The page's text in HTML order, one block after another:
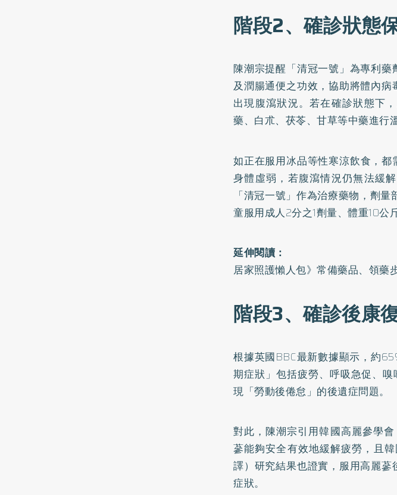
階段2、確診狀態
陳潮宗提醒「清冠一號」為專利
及潤腸通便之功效，協助將體內
出現腹瀉狀況。若在確診狀態下
藥、白朮、茯苓、甘草等中藥進行
如正在服用冰品等性寒涼飲食，
身體虛弱，若腹瀉情況仍無法緩
「清冠一號」作為治療藥物，劑
童服用成人2分之1劑量、體重10公
延伸閱讀：
居家照護懶人包》常備藥品、領藥
階段3、確診後康
根據英國BBC最新數據顯示，約
期症狀」包括疲勞、呼吸急促、
現「勞動後倦怠」的後遺症問題。
對此，陳潮宗引用韓國高麗參學
蔘能夠安全有效地緩解疲勞，且
譯）研究結果也證實，服用高麗
症狀。